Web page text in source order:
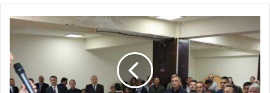
B
ş
k
n